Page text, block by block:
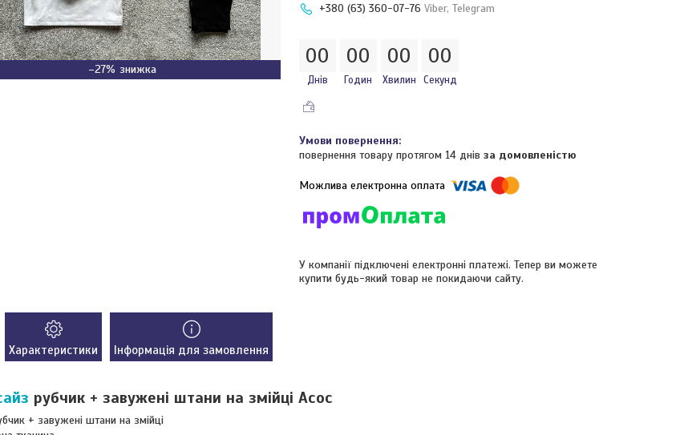
–27%
+380 (63) 360-07-76 Viber, Telegram
00
Днів
00
Годин
00
Хвилин
00
Секунд
повернення товару протягом 14 днів за домовленістю
У компанії підключені електронні платежі. Тепер ви можете
купити будь-який товар не покидаючи сайту.
Характеристики Інформація для замовлення
рубчик + завужені штани на змійці Асос
+ завужені штани на змійці